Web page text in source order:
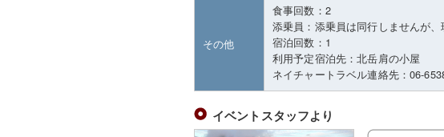
その他
食事回数：2
添乗員：添乗員は同行しませんが
宿泊回数：1
利用予定宿泊先：北岳肩の小屋
ネイチャートラベル連絡先：06-
イベントスタッフより